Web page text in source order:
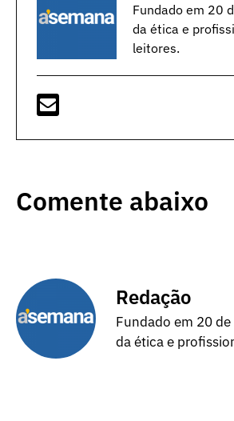
Fundado em 20
da ética e
leitores.
Comente abaixo
Redação
Fundado em 20
da ética e